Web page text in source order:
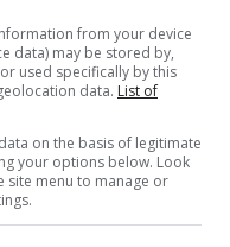
aksioneve, një
për aksionarët
from your device
data) may be stored by,
used specifically by this
data. List of
on the basis of legitimate
your options below. Look
site menu to manage or